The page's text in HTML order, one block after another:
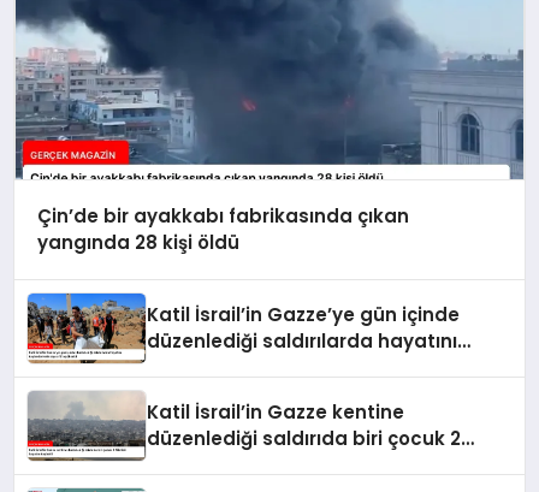
Çin’de bir ayakkabı fabrikasında çıkan
yangında 28 kişi öldü
Katil İsrail’in Gazze’ye gün içinde
düzenlediği saldırılarda hayatını
Katil İsrail’in Gazze kentine
düzenlediği saldırıda biri çocuk 2